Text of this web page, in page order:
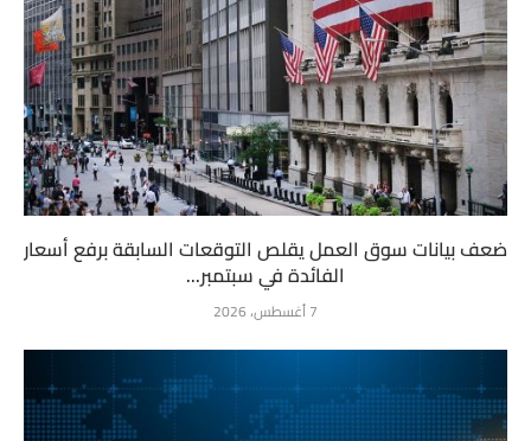
ضعف بيانات سوق العمل يقلص التوقعات السابقة برفع أسعار
الفائدة في سبتمبر...
7 أغسطس، 2026